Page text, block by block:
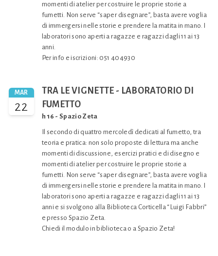
momenti di atelier per costruire le proprie storie a
fumetti. Non serve “saper disegnare”, basta avere voglia
di immergersi nelle storie e prendere la matita in mano. I
laboratori sono aperti a ragazze e ragazzi dagli 11 ai 13
anni.
Per info e iscrizioni: 051 404930
MAR
22
TRA LE VIGNETTE - LABORATORIO DI
FUMETTO
h 16 - Spazio Zeta
Il secondo di quattro mercoledì dedicati al fumetto, tra
teoria e pratica: non solo proposte di lettura ma anche
momenti di discussione, esercizi pratici e di disegno e
momenti di atelier per costruire le proprie storie a
fumetti. Non serve “saper disegnare”, basta avere voglia
di immergersi nelle storie e prendere la matita in mano. I
laboratori sono aperti a ragazze e ragazzi dagli 11 ai 13
anni e si svolgono alla Biblioteca Corticella “Luigi Fabbri”
e presso Spazio Zeta.
Chiedi il modulo in biblioteca o a Spazio Zeta!